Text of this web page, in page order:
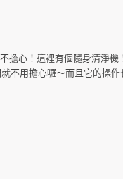
擔心！這裡有個隨身清淨
不用擔心囉～而且它的操